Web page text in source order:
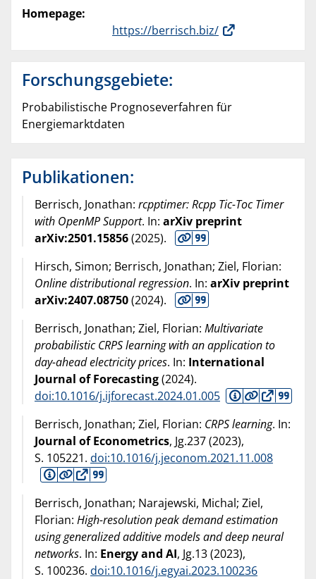
Homepage:
https://berrisch.biz/
Forschungsgebiete:
Probabilistische Prognoseverfahren für
Energiemarktdaten
Publikationen:
Berrisch, Jonathan: rcpptimer: Rcpp Tic-Toc Timer
with OpenMP Support. In: arXiv preprint
arXiv:2501.15856(2025).
Hirsch, Simon; Berrisch, Jonathan; Ziel, Florian:
Online distributional regression. In: arXiv preprint
arXiv:2407.08750(2024).
Berrisch, Jonathan; Ziel, Florian: Multivariate
probabilistic CRPS learning with an application to
day-ahead electricity prices. In: International
Journal of Forecasting(2024).
doi:10.1016/j.ijforecast.2024.01.005
Berrisch, Jonathan; Ziel, Florian: CRPS learning. In:
Journal of Econometrics, Jg.237 (2023),
S. 105221. doi:10.1016/j.jeconom.2021.11.008
Berrisch, Jonathan; Narajewski, Michal; Ziel,
Florian: High-resolution peak demand estimation
using generalized additive models and deep neural
networks. In: Energy and AI, Jg.13 (2023),
S. 100236. doi:10.1016/j.egyai.2023.100236